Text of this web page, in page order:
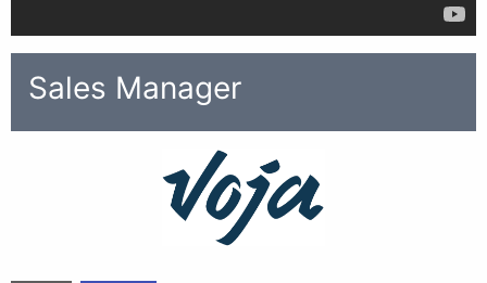
Sales Manager